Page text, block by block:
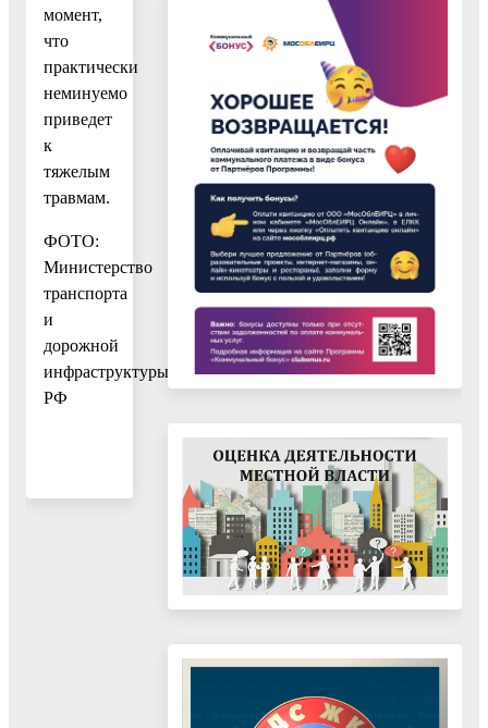
момент,
что
практически
неминуемо
приведет
к
тяжелым
травмам.
ФОТО:
Министерство
транспорта
и
дорожной
инфраструктуры
РФ